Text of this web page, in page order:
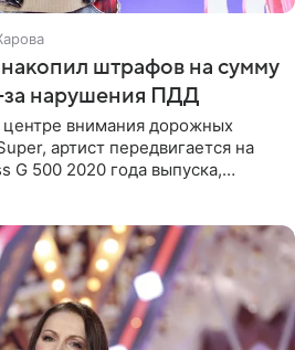
штрафов на сумму
за нарушения ПДД
центре внимания дорожных
артист передвигается на
G 500 2020 года выпуска,